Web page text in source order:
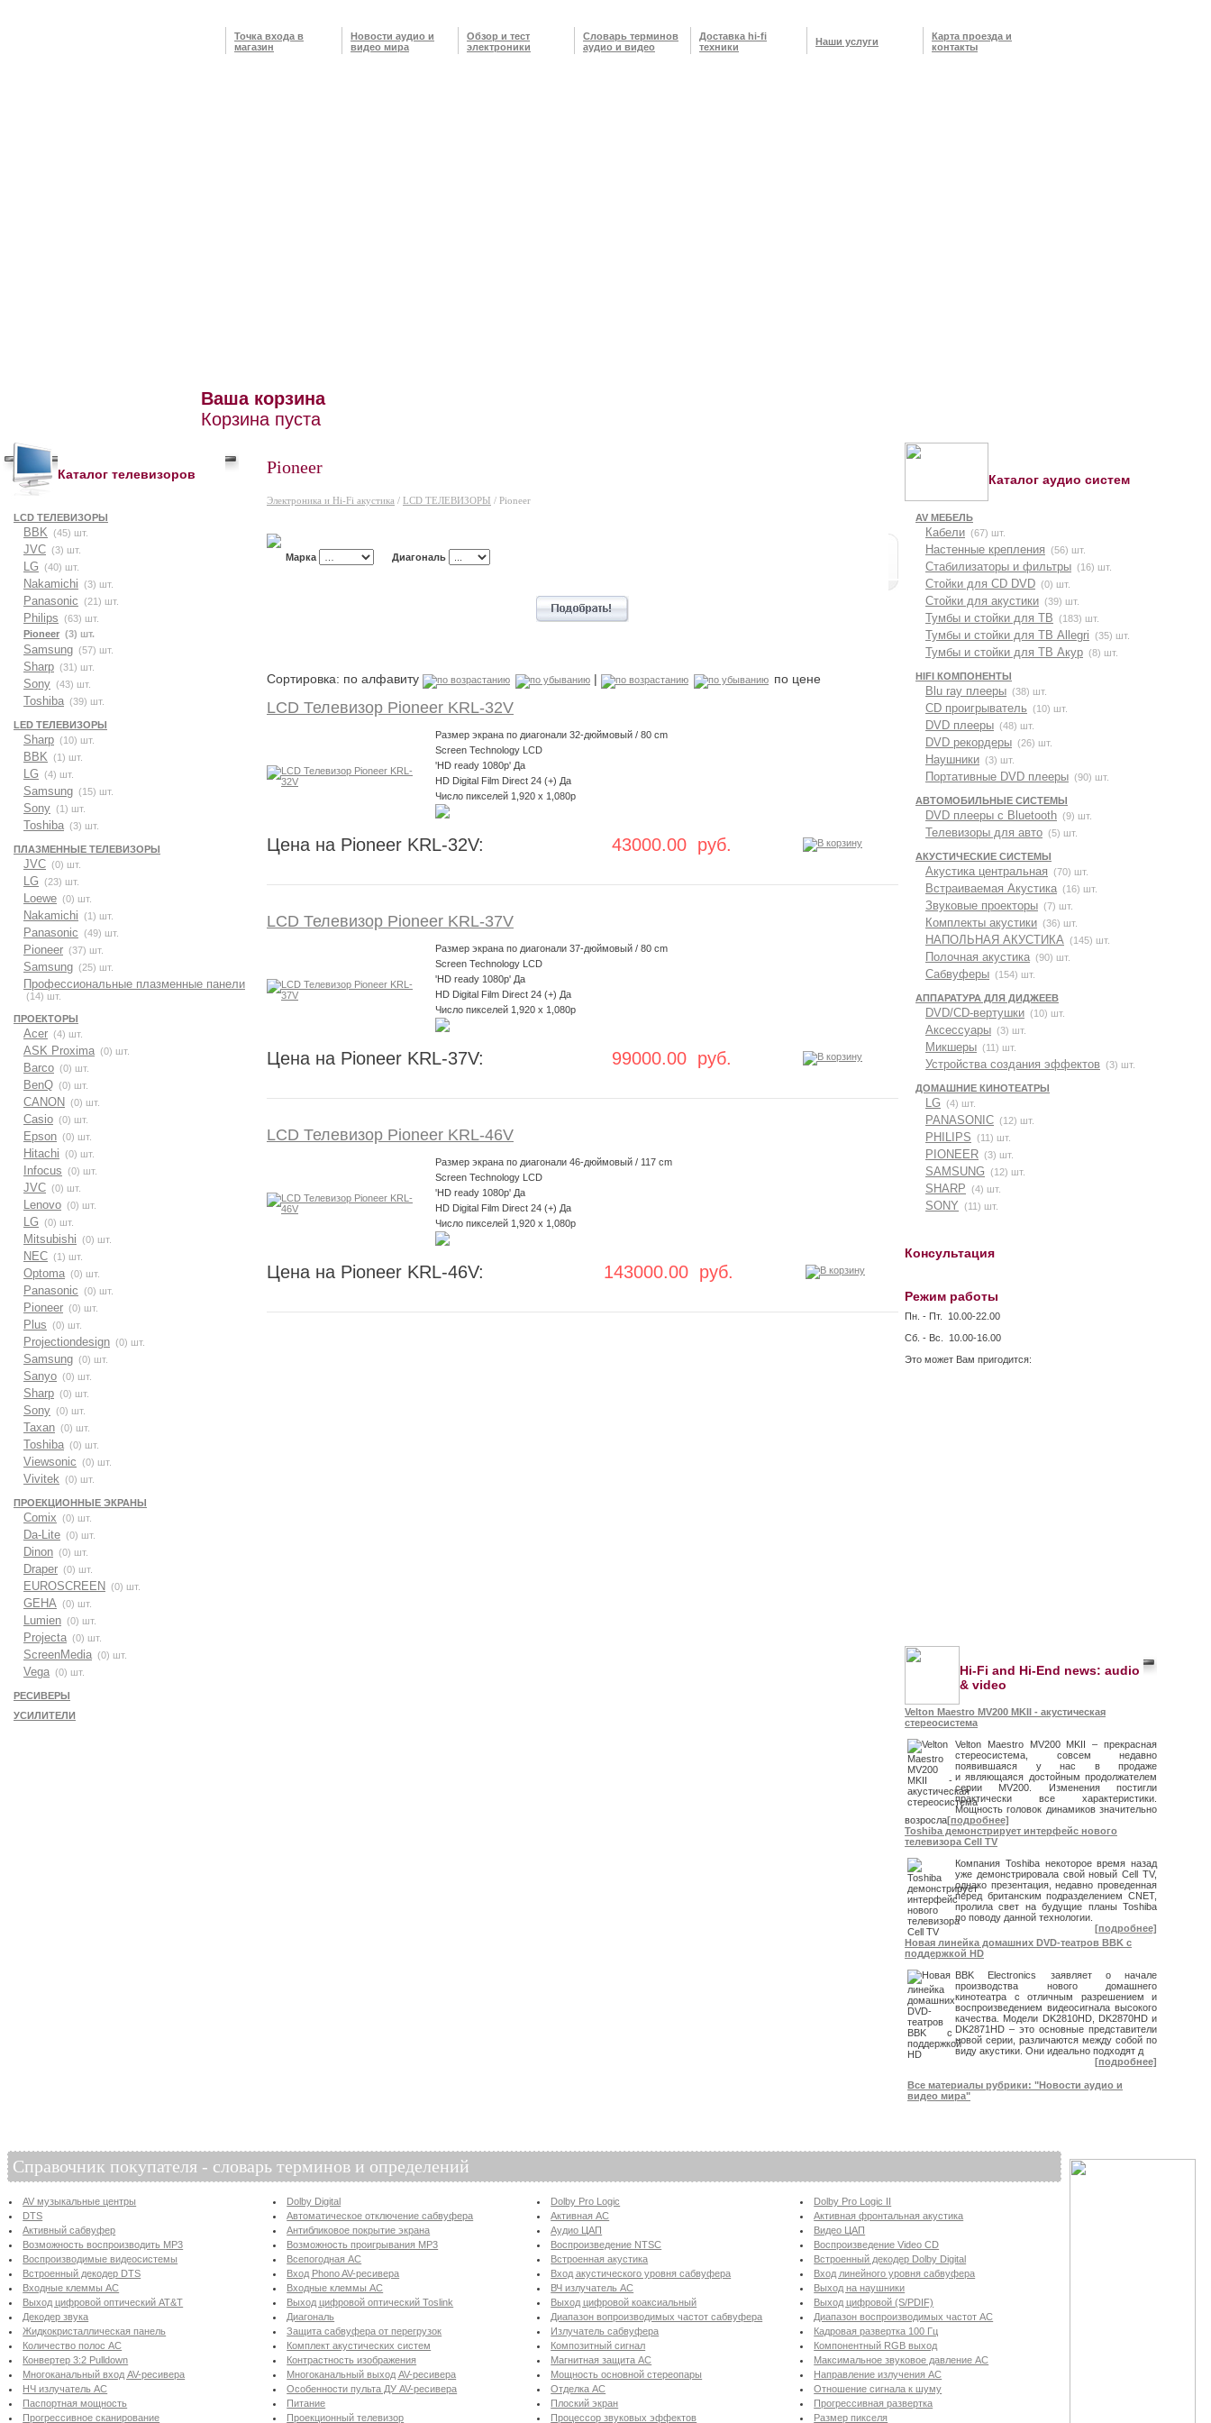
Точка входа в
магазин
Новости аудио и
видео мира
Обзор и тест
электроники
Словарь терминов
аудио и видео
Доставка hi-fi
техники
Наши услуги
Карта проезда и
контакты
Ваша корзина
Корзина пуста
Каталог телевизоров
LCD ТЕЛЕВИЗОРЫ
BBK (45) шт.
JVC (3) шт.
LG (40) шт.
Nakamichi (3) шт.
Panasonic (21) шт.
Philips
(63) шт.
Pioneer (3) шт.
Samsung (57) шт.
Sharp (31) шт.
Sony (43) шт.
Toshiba (39) шт.
LED ТЕЛЕВИЗОРЫ
Sharp (10) шт.
BBK (1) шт.
LG (4) шт.
Samsung (15) шт.
Sony (1) шт.
Toshiba (3) шт.
ПЛАЗМЕННЫЕ ТЕЛЕВИЗОРЫ
JVC (0) шт.
LG (23) шт.
Loewe (0) шт.
Nakamichi (1) шт.
Panasonic (49) шт.
Pioneer (37) шт.
Samsung (25) шт.
Профессиональные плазменные панели
(14) шт.
ПРОЕКТОРЫ
Acer (4) шт.
ASK Proxima (0) шт.
Barco (0) шт.
BenQ (0) шт.
CANON (0) шт.
Casio (0) шт.
Epson (0) шт.
Hitachi (0) шт.
Infocus (0) шт.
JVC (0) шт.
Lenovo (0) шт.
LG (0) шт.
Mitsubishi (0) шт.
NEC (1) шт.
Optoma (0) шт.
Panasonic (0) шт.
Pioneer (0) шт.
Plus (0) шт.
Projectiondesign (0) шт.
Samsung (0) шт.
Sanyo (0) шт.
Sharp (0) шт.
Sony (0) шт.
Taxan (0) шт.
Toshiba (0) шт.
Viewsonic (0) шт.
Vivitek (0) шт.
ПРОЕКЦИОННЫЕ ЭКРАНЫ
Comix (0) шт.
Da-Lite (0) шт.
Dinon (0) шт.
Draper (0) шт.
EUROSCREEN (0) шт.
GEHA (0) шт.
Lumien (0) шт.
Projecta (0) шт.
ScreenMedia (0) шт.
Vega (0) шт.
РЕСИВЕРЫ
УСИЛИТЕЛИ
Pioneer
Электроника и Hi-Fi акустика / LCD ТЕЛЕВИЗОРЫ / Pioneer
Марка Диагональ
Сортировка: по алфавиту | по цене
LCD Телевизор Pioneer KRL-32V
Размер экрана по диагонали 32-дюймовый / 80 cm
Screen Technology LCD
'HD ready 1080p' Да
HD Digital Film Direct 24 (+) Да
Число пикселей 1,920 x 1,080p
Цена на Pioneer KRL-32V: 43000.00 руб.
LCD Телевизор Pioneer KRL-37V
Размер экрана по диагонали 37-дюймовый / 80 cm
Screen Technology LCD
'HD ready 1080p' Да
HD Digital Film Direct 24 (+) Да
Число пикселей 1,920 x 1,080p
Цена на Pioneer KRL-37V: 99000.00 руб.
LCD Телевизор Pioneer KRL-46V
Размер экрана по диагонали 46-дюймовый / 117 cm
Screen Technology LCD
'HD ready 1080p' Да
HD Digital Film Direct 24 (+) Да
Число пикселей 1,920 x 1,080p
Цена на Pioneer KRL-46V: 143000.00 руб.
Каталог аудио систем
AV МЕБЕЛЬ
Кабели (67) шт.
Настенные крепления (56) шт.
Стабилизаторы и фильтры (16) шт.
Стойки для CD DVD (0) шт.
Стойки для акустики (39) шт.
Тумбы и стойки для ТВ (183) шт.
Тумбы и стойки для ТВ Allegri (35) шт.
Тумбы и стойки для ТВ Акур (8) шт.
HIFI КОМПОНЕНТЫ
Blu ray плееры (38) шт.
CD проигрыватель (10) шт.
DVD плееры (48) шт.
DVD рекордеры (26) шт.
Наушники (3) шт.
Портативные DVD плееры (90) шт.
АВТОМОБИЛЬНЫЕ СИСТЕМЫ
DVD плееры с Bluetooth (9) шт.
Телевизоры для авто (5) шт.
АКУСТИЧЕСКИЕ СИСТЕМЫ
Акустика центральная (70) шт.
Встраиваемая Акустика (16) шт.
Звуковые проекторы (7) шт.
Комплекты акустики (36) шт.
НАПОЛЬНАЯ АКУСТИКА (145) шт.
Полочная акустика (90) шт.
Сабвуферы (154) шт.
АППАРАТУРА ДЛЯ ДИДЖЕЕВ
DVD/CD-вертушки (10) шт.
Аксессуары (3) шт.
Микшеры (11) шт.
Устройства создания эффектов (3) шт.
ДОМАШНИЕ КИНОТЕАТРЫ
LG (4) шт.
PANASONIC (12) шт.
PHILIPS (11) шт.
PIONEER (3) шт.
SAMSUNG (12) шт.
SHARP (4) шт.
SONY (11) шт.
Консультация
Режим работы
Пн. - Пт. 10.00-22.00
Сб. - Вс. 10.00-16.00
Это может Вам пригодится:
Hi-Fi and Hi-End news: audio
& video
Velton Maestro MV200 MKII - акустическая
стереосистема
Velton Maestro MV200 MKII – прекрасная
стереосистема, совсем недавно
появившаяся у нас в продаже
и являющаяся достойным продолжателем
серии MV200. Изменения постигли
практически все характеристики.
Мощность головок динамиков значительно
возросла[подробнее]
Toshiba демонстрирует интерфейс нового
телевизора Cell TV
Компания Toshiba некоторое время назад
уже демонстрировала свой новый Cell TV,
однако презентация, недавно проведенная
перед британским подразделением CNET,
пролила свет на будущие планы Toshiba
по поводу данной технологии.
[подробнее]
Новая линейка домашних DVD-театров BBK с
поддержкой HD
BBK Electronics заявляет о начале
производства нового домашнего
кинотеатра с отличным разрешением и
воспроизведением видеосигнала высокого
качества. Модели DK2810HD, DK2870HD и
DK2871HD – это основные представители
новой серии, различаются между собой по
виду акустики. Они идеально подходят д
[подробнее]
Все материалы рубрики: "Новости аудио и
видео мира"
Справочник покупателя - словарь терминов и определений
AV музыкальные центры Dolby Digital Dolby Pro Logic
Dolby Pro Logic II
DTS
Автоматическое отключение сабвуфера Активная АС
Активная фронтальная акустика
Активный сабвуфер
Антибликовое покрытие экрана Аудио ЦАП
Видео ЦАП
Возможность воспроизводить MP3
Возможность проигрывания MP3 Воспроизведение NTSC
Воспроизведение Video CD
Воспроизводимые видеосистемы
Всепогодная АС Встроенная акустика
Встроенный декодер Dolby Digital
Встроенный декодер DTS
Вход Phono AV-ресивера Вход акустического уровня сабвуфера
Вход линейного уровня сабвуфера
Входные клеммы АС
Входные клеммы АС ВЧ излучатель АС
Выход на наушники
Выход цифровой оптический AT&T
Выход цифровой оптический Toslink Выход цифровой коаксиальный
Выход цифровой (S/PDIF)
Декодер звука
Диагональ Диапазон вопроизводимых частот сабвуфера
Диапазон воспроизводимых частот АС
Жидкокристаллическая панель
Защита сабвуфера от перегрузок Излучатель сабвуфера
Кадровая развертка 100 Гц
Количество полос АС
Комплект акустических систем Композитный сигнал
Компонентный RGB выход
Конвертер 3:2 Pulldown
Контрастность изображения Магнитная защита АС
Максимальное звуковое давление АС
Многоканальный вход AV-ресивера
Многоканальный выход AV-ресивера Мощность основной стереопары
Направление излучения АС
НЧ излучатель АС
Особенности пульта ДУ AV-ресивера Отделка АС
Отношение сигнала к шуму
Паспортная мощность
Питание Плоский экран
Прогрессивная развертка
Прогрессивное сканирование
Проекционный телевизор Процессор звуковых эффектов Размер пикселя